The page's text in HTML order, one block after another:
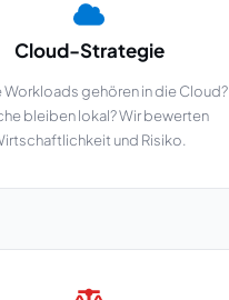
Cloud-Strategie
Workloads gehören in die Cloud?
bleiben lokal? Wir bewerten
und Risiko.